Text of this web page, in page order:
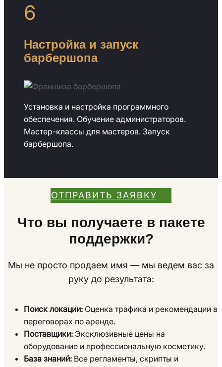
6
Настройка и запуск
барбершопа
Установка и настройка программного
обеспечения. Обучение администраторов.
Мастер-классы для мастеров. Запуск
барбершопа.
ОТПРАВИТЬ ЗАЯВКУ
Что вы получаете в пакете
поддержки?
Мы не просто продаем имя — мы ведем вас за
руку до результата:
Поиск локации: Оценка трафика и рекомендации в
переговорах по аренде.
Поставщики: Эксклюзивные цены на
оборудование и профессиональную косметику.
База знаний: Все регламенты, скрипты и